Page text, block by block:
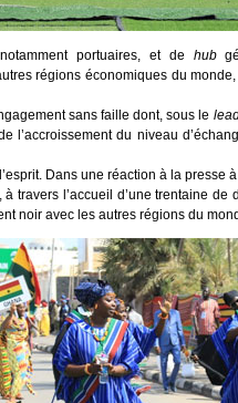
portuaires, et de hub
régions économiques du
sans faille dont, sous le
l’accroissement du niveau
Dans une réaction à la presse
travers l’accueil d’une trentaine
noir avec les autres régions du